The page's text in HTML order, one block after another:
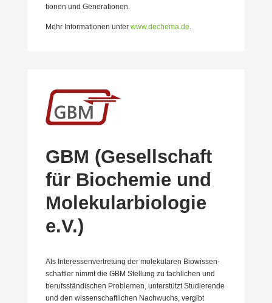
tionen und Genera­tionen.
Mehr Infor­ma­tionen unter www.dechema.de
GBM (Gesell­schaft
für Biochemie und
Moleku­lar­bio­logie
e.V.)
Als Inter­es­sen­ver­tretung der moleku­laren Biowis­sen­
schaftler nimmt die GBM Stellung zu fachlichen und
berufs­stän­di­schen Problemen, unter­stützt Studie­rende
und den wissen­schaft­lichen Nachwuchs, vergibt